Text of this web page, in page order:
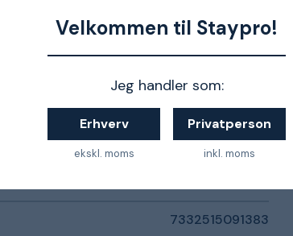
Velkommen til Staypro!
Jeg handler som:
Erhverv
ekskl. moms
Privatperson
inkl. moms
XS
Herre
7332515091383